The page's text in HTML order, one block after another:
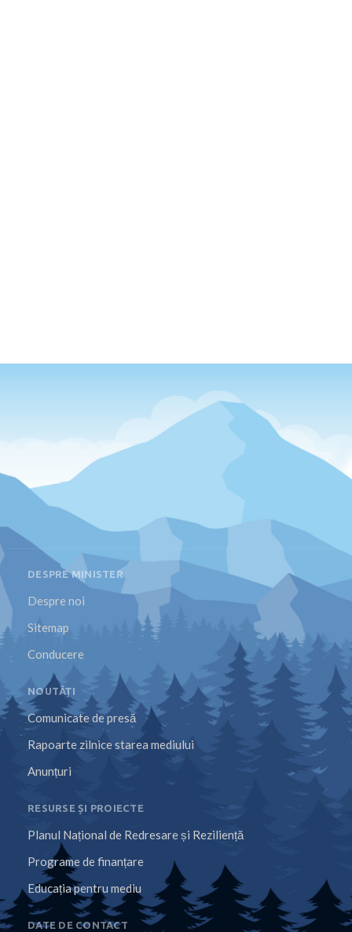
DESPRE MINISTER
Despre noi
Sitemap
Conducere
NOUTĂȚI
Comunicate de presă
Rapoarte zilnice starea mediului
Anunțuri
RESURSE ȘI PROIECTE
Planul Național de Redresare și Reziliență
Programe de finanțare
Educația pentru mediu
DATE DE CONTACT